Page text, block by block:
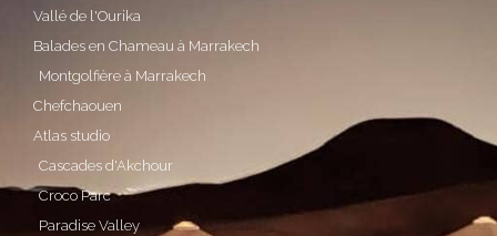
Vallé de l'Ourika
Balades en Chameau à Marrakech
Montgolfière à Marrakech
Chefchaouen
Atlas studio
Cascades d'Akchour
Croco Parc
Paradise Valley